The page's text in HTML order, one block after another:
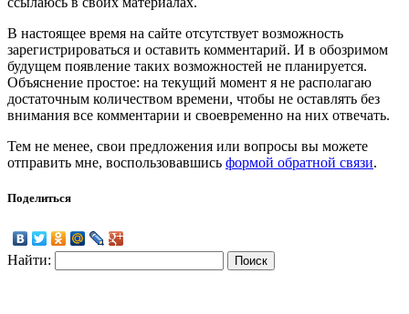
В настоящее время на сайте отсутствует возможность
зарегистрироваться и оставить комментарий. И в обозримом
будущем появление таких возможностей не планируется.
Объяснение простое: на текущий момент я не располагаю
достаточным количеством времени, чтобы не оставлять без
внимания все комментарии и своевременно на них отвечать.
Тем не менее, свои предложения или вопросы вы можете
отправить мне, воспользовавшись формой обратной связи.
Поделиться
Найти: